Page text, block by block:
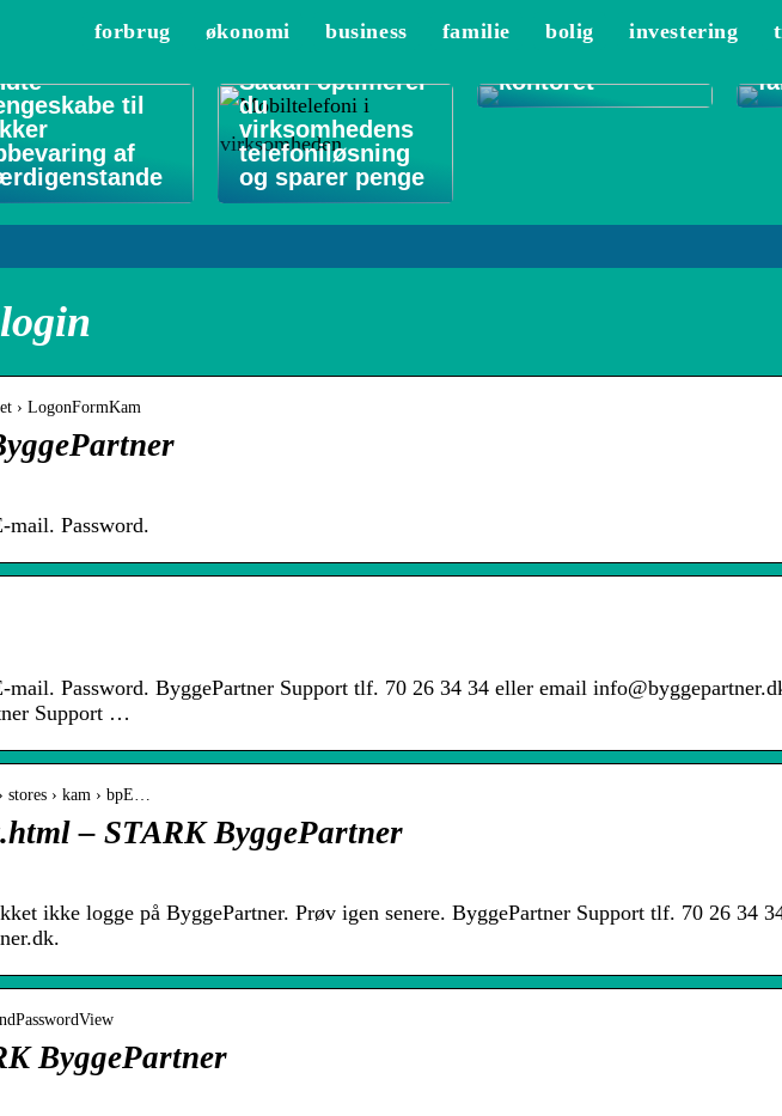
forbrug økonomi business familie bolig investering
til
af
Sådan optimerer
du
virksomhedens
telefoniløsning
og sparer penge
områder at
kontoret
› LogonFormKam
mail. Password.
Password. ByggePartner Support tlf. 70 26 34 34 eller email
Support …
stores › kam › bpE…
– STARK ByggePartner
ikke logge på ByggePartner. Prøv igen senere. ByggePartner Support tlf. 70 26 34
ByggePartner